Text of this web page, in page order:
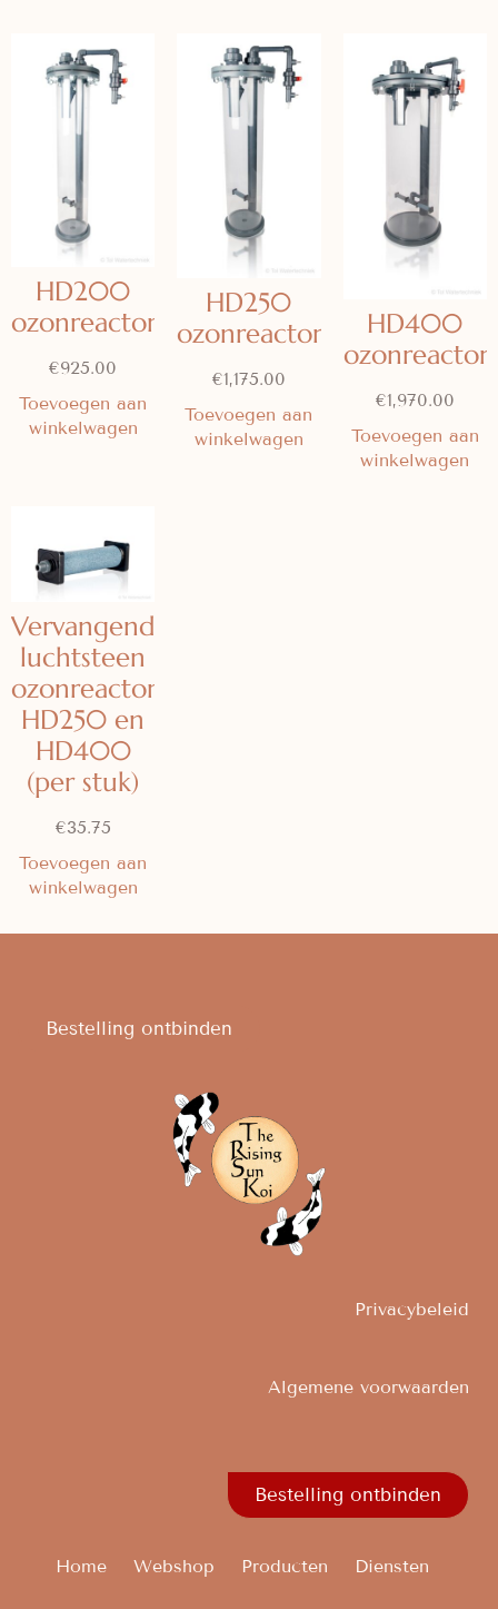
HD200
ozonreactor
€925.00
Toevoegen aan
winkelwagen
HD250
ozonreactor
€1,175.00
Toevoegen aan
winkelwagen
HD400
ozonreactor
€1,970.00
Toevoegen aan
winkelwagen
Vervangende
luchtsteen
ozonreactor
HD250 en
HD400
(per stuk)
€35.75
Toevoegen aan
winkelwagen
Bestelling ontbinden
Privacybeleid
Algemene voorwaarden
Bestelling ontbinden
Home Webshop Producten Diensten